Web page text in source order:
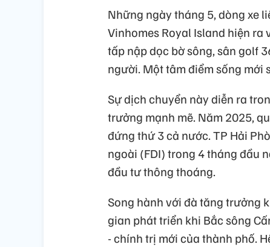
Những ngày tháng 5, dòng xe
Vinhomes Royal Island hiện
tấp nập dọc bờ sông, sân golf
người. Một tâm điểm sống mới
Sự dịch chuyển này diễn ra
trưởng mạnh mẽ. Năm 2025,
đứng thứ 3 cả nước. TP Hải
ngoài (FDI) trong 4 tháng đầu
đầu tư thông thoáng.
Song hành với đà tăng trưởng
gian phát triển khi Bắc sông
- chính trị mới của thành phố.